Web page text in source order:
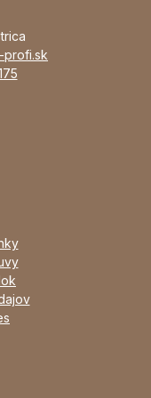
profi.sk